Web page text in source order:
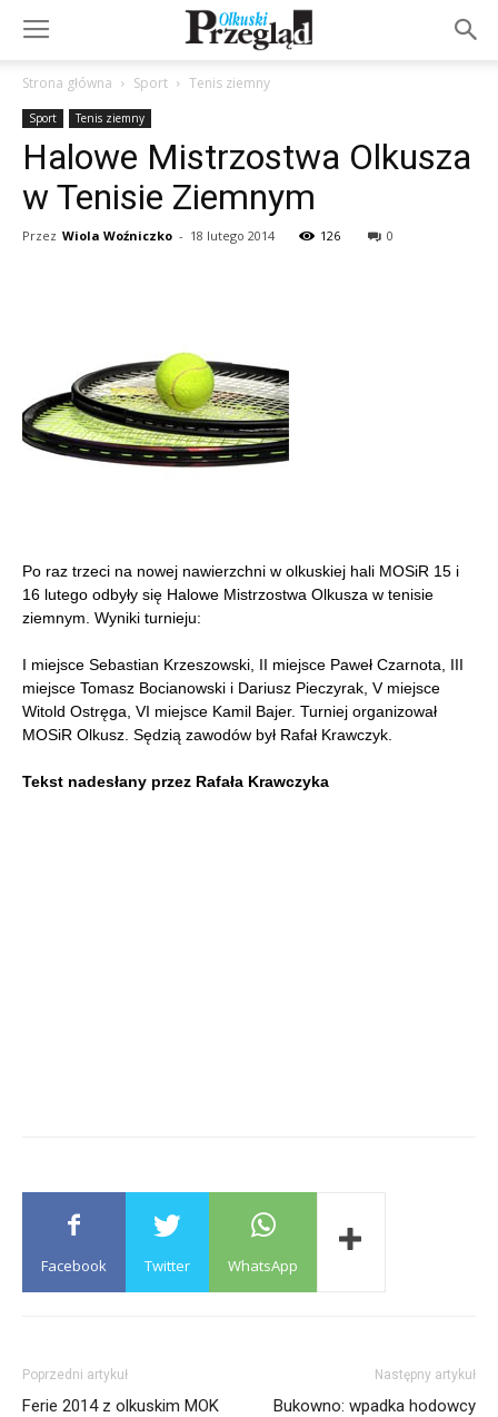
Strona główna Sport Tenis ziemny
Sport Tenis ziemny
Halowe Mistrzostwa Olkusza
w Tenisie Ziemnym
Przez Wiola Woźniczko - 18 lutego 2014 126 0
Po raz trzeci na nowej nawierzchni w olkuskiej hali MOSiR 15 i
16 lutego odbyły się Halowe Mistrzostwa Olkusza w tenisie
ziemnym. Wyniki turnieju:
I miejsce Sebastian Krzeszowski, II miejsce Paweł Czarnota, III
miejsce Tomasz Bocianowski i Dariusz Pieczyrak, V miejsce
Witold Ostręga, VI miejsce Kamil Bajer. Turniej organizował
MOSiR Olkusz. Sędzią zawodów był Rafał Krawczyk.
Tekst nadesłany przez Rafała Krawczyka
Facebook Twitter WhatsApp
Poprzedni artykuł
Ferie 2014 z olkuskim MOK
Następny artykuł
Bukowno: wpadka hodowcy